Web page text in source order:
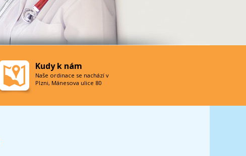
Kudy k nám
Naše ordinace se nachází v
Plzni, Mánesova ulice 80